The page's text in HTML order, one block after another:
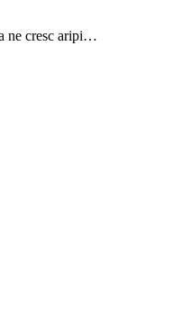
ne cresc aripi…